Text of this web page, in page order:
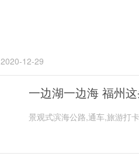
2020-12-29
一边湖一边海 福州
景观式滨海公路,通车,旅游打卡